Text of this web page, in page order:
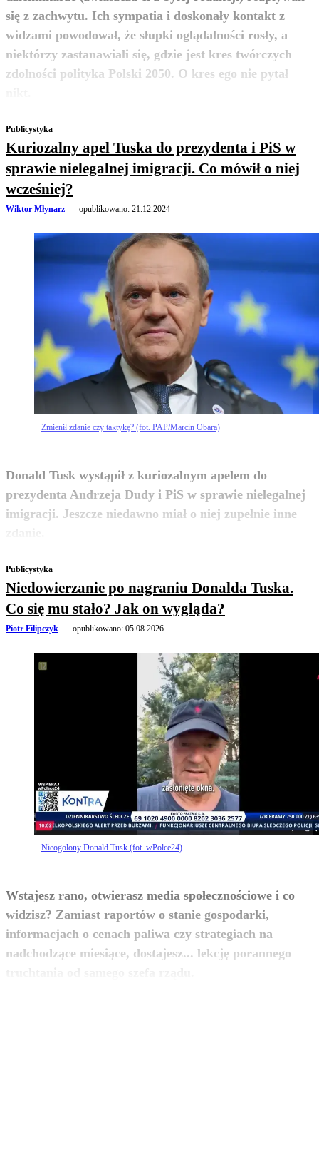
się z zachwytu. Ich sympatia i doskonały kontakt z
widzami powodował, że słupki oglądalności rosły, a
niektórzy zastanawiali się, gdzie jest kres twórczych
zdolności polityka Polski 2050. O kres ego nie pytał
zobacz więcej
Publicystyka
Kuriozalny apel Tuska do prezydenta i PiS w
sprawie nielegalnej imigracji. Co mówił o niej
wcześniej?
Wiktor Młynarz opublikowano: 21.12.2024
Zmienił zdanie czy taktykę? (fot. PAP/Marcin Obara)
Donald Tusk wystąpił z kuriozalnym apelem do
prezydenta Andrzeja Dudy i PiS w sprawie nielegalnej
imigracji. Jeszcze niedawno miał o niej zupełnie inne
zobacz więcej
Publicystyka
Niedowierzanie po nagraniu Donalda Tuska.
Co się mu stało? Jak on wygląda?
Piotr Filipczyk opublikowano: 05.08.2026
Nieogolony Donald Tusk (fot. wPolce24)
Wstajesz rano, otwierasz media społecznościowe i co
widzisz? Zamiast raportów o stanie gospodarki,
informacjach o cenach paliwa czy strategiach na
nadchodzące miesiące, dostajesz... lekcję porannego
zobacz więcej